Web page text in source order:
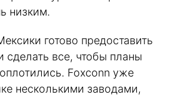
низким.
готово предоставить
сделать все, чтобы планы
Foxconn уже
несколькими заводами,